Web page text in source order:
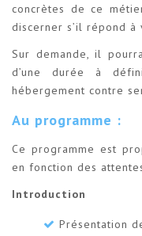
concrètes de ce
discerner s’il répond
Sur demande, il
d’une durée à
hébergement contre
Au programme :
Ce programme est
en fonction des
Introduction
Présentation